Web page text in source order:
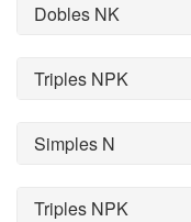
Dobles NK
Triples NPK
Simples N
Triples NPK